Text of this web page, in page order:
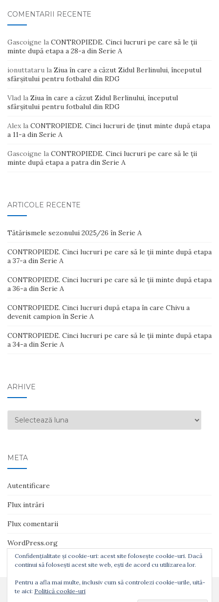
COMENTARII RECENTE
Gascoigne la CONTROPIEDE. Cinci lucruri pe care să le ții
minte după etapa a 28-a din Serie A
ionuttataru la Ziua în care a căzut Zidul Berlinului, începutul
sfârșitului pentru fotbalul din RDG
Vlad la Ziua în care a căzut Zidul Berlinului, începutul
sfârșitului pentru fotbalul din RDG
Alex la CONTROPIEDE. Cinci lucruri de ținut minte după etapa
a 11-a din Serie A
Gascoigne la CONTROPIEDE. Cinci lucruri pe care să le ții
minte după etapa a patra din Serie A
Confidențialitate și cookie-uri: acest site folosește cookie-uri. Dacă
continui să folosești acest site web, ești de acord cu utilizarea lor.
Pentru a afla mai multe, inclusiv cum să controlezi cookie-urile, uită-
te aici: Politică cookie-uri
ARTICOLE RECENTE
Tătărismele sezonului 2025/26 în Serie A
CONTROPIEDE. Cinci lucruri pe care să le ții minte după etapa
a 37-a din Serie A
CONTROPIEDE. Cinci lucruri pe care să le ții minte după etapa
a 36-a din Serie A
CONTROPIEDE. Cinci lucruri după etapa în care Chivu a
devenit campion în Serie A
CONTROPIEDE. Cinci lucruri pe care să le ții minte după etapa
a 34-a din Serie A
ARHIVE
Arhive
META
Autentificare
Flux intrări
Flux comentarii
WordPress.org